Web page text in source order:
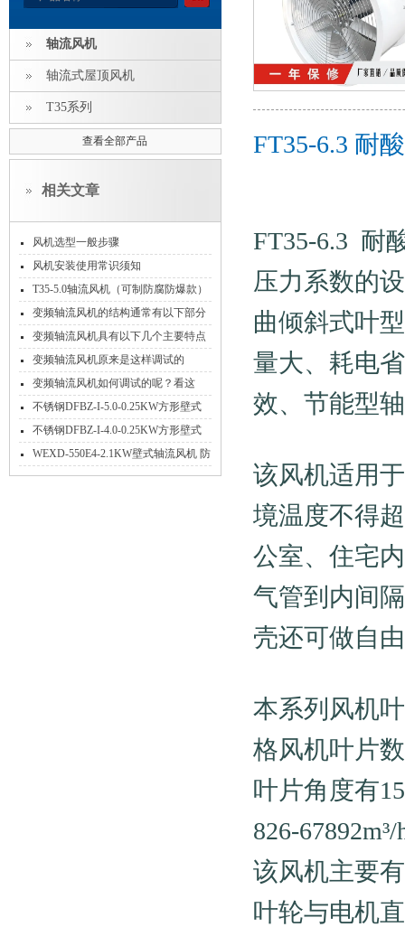
轴流风机
轴流式屋顶风机
T35系列
查看全部产品
相关文章
风机选型一般步骤
风机安装使用常识须知
T35-5.0轴流风机（可制防腐防爆款）
变频轴流风机的结构通常有以下部分
组成
变频轴流风机具有以下几个主要特点
变频轴流风机原来是这样调试的
变频轴流风机如何调试的呢？看这
里！
不锈钢DFBZ-I-5.0-0.25KW方形壁式
轴流风机
不锈钢DFBZ-I-4.0-0.25KW方形壁式
轴流风机
WEXD-550E4-2.1KW壁式轴流风机 防
腐隔爆送风排风机
FT35-6.3 耐
FT35-6.3 耐
压力系数的
曲倾斜式叶
量大、耗电
效、节能型
该风机适用
境温度不得
公室、住宅
气管到内间
壳还可做自
本系列风机
格风机叶片
叶片角度有
826-
该风机主要
叶轮与电机